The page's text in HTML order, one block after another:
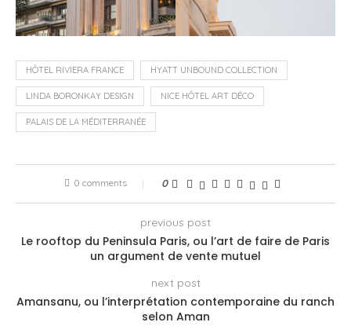
HÔTEL RIVIERA FRANCE HYATT UNBOUND COLLECTION
LINDA BORONKAY DESIGN NICE HÔTEL ART DÉCO
PALAIS DE LA MÉDITERRANÉE
0 comments 0
previous post
Le rooftop du Peninsula Paris, ou l’art de faire de Paris
un argument de vente mutuel
next post
Amansanu, ou l’interprétation contemporaine du ranch
selon Aman